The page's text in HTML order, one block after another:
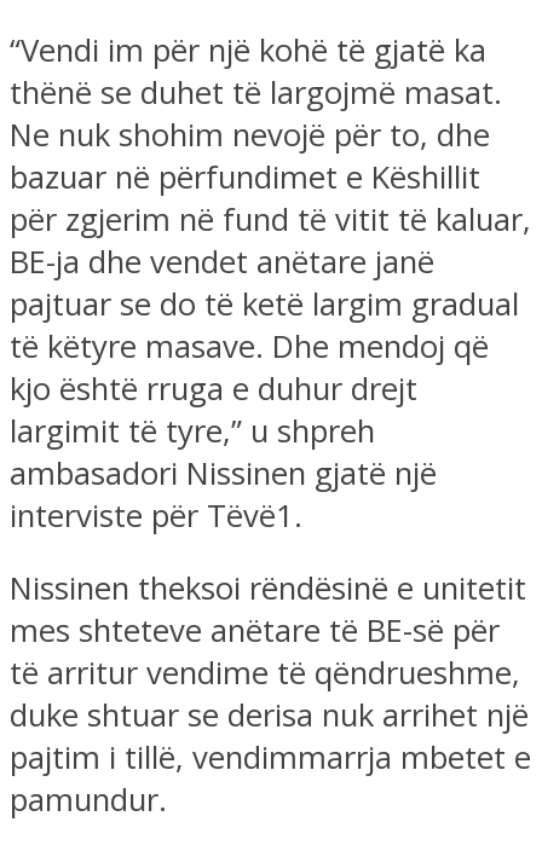
“Vendi im për një kohë të gjatë ka
thënë se duhet të largojmë masat.
Ne nuk shohim nevojë për to, dhe
bazuar në përfundimet e Këshillit
për zgjerim në fund të vitit të kaluar,
BE-ja dhe vendet anëtare janë
pajtuar se do të ketë largim gradual
të këtyre masave. Dhe mendoj që
kjo është rruga e duhur drejt
largimit të tyre,” u shpreh
ambasadori Nissinen gjatë një
interviste për Tëvë1.
Nissinen theksoi rëndësinë e unitetit
mes shteteve anëtare të BE-së për
të arritur vendime të qëndrueshme,
duke shtuar se derisa nuk arrihet një
pajtim i tillë, vendimmarrja mbetet e
pamundur.